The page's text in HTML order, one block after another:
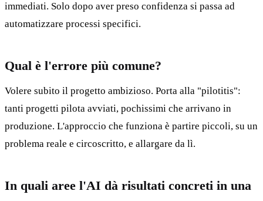
immediati. Solo dopo aver preso confidenza si passa ad
automatizzare processi specifici.
Qual è l'errore più comune?
Volere subito il progetto ambizioso. Porta alla "pilotitis":
tanti progetti pilota avviati, pochissimi che arrivano in
produzione. L'approccio che funziona è partire piccoli, su un
problema reale e circoscritto, e allargare da lì.
In quali aree l'AI dà risultati concreti in una